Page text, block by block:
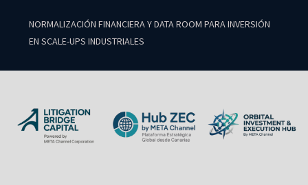
NORMALIZACIÓN FINANCIERA Y DATA ROOM PARA INVERSIÓN
EN SCALE-UPS INDUSTRIALES